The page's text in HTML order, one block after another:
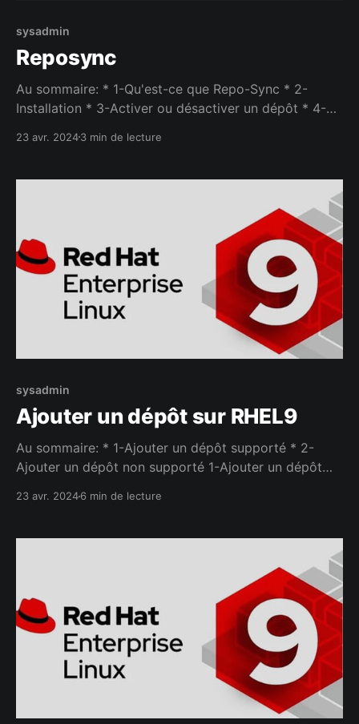
sysadmin
Reposync
Au sommaire: * 1-Qu'est-ce que Repo-Sync * 2-
Installation * 3-Activer ou désactiver un dépôt * 4-
que vous avez un parc de 200-300 postes dans
systématiquement se connectés aux serveurs de Red
23 avr. 20243 min de lecture
sysadmin
Ajouter un dépôt sur RHEL9
Au sommaire: * 1-Ajouter un dépôt supporté * 2-
Ajouter un dépôt non supporté 1-Ajouter un dépôt
23 avr. 20246 min de lecture